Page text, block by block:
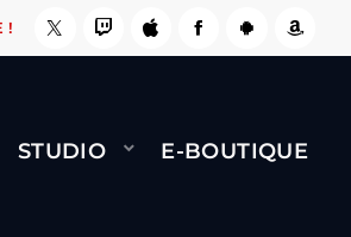
NAMI BERNARD MINET -
!
STUDIO E-BOUTIQUE